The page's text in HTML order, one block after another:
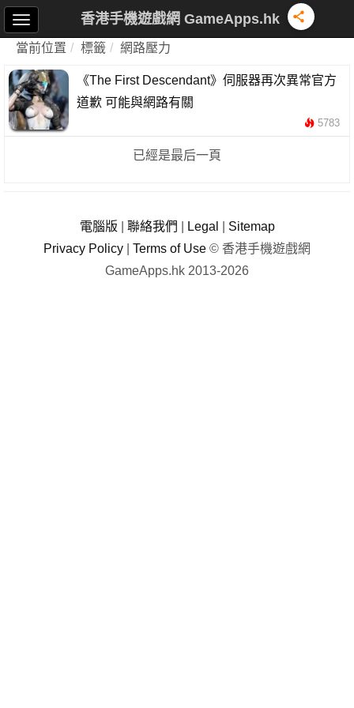
香港手機遊戲網 GameApps.hk
當前位置 標籤 網路壓力
《The First Descendant》伺服器再次異常官方
道歉 可能與網路有關
5783
已經是最后一頁
電腦版 聯絡我們 Legal
Sitemap
Privacy Policy
Terms of Use © 香港手機遊戲網
GameApps.hk 2013-2026